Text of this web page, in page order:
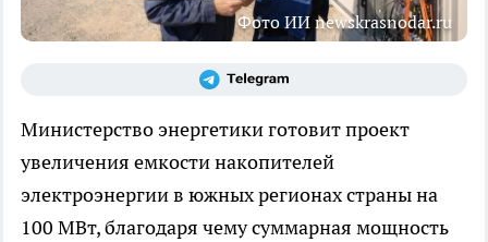
Фото ИИ newskrasnodar.ru
Министерство энергетики готовит проект
увеличения емкости накопителей
электроэнергии в южных регионах страны на
100 МВт, благодаря чему суммарная мощность